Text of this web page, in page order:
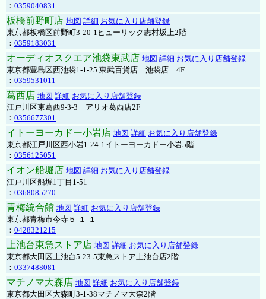
： 0359040831
板橋前野町店 地図 詳細 お気に入り店舗登録
東京都板橋区前野町3-20-1ヒューリック志村坂上2階
： 0359183031
オーディオスクエア池袋東武店 地図 詳細 お気に入り店舗登録
東京都豊島区西池袋1-1-25 東武百貨店 池袋店 4F
： 0359531011
葛西店 地図 詳細 お気に入り店舗登録
江戸川区東葛西9-3-3 アリオ葛西店2F
： 0356677301
イトーヨーカドー小岩店 地図 詳細 お気に入り店舗登録
東京都江戸川区西小岩1-24-1イトーヨーカドー小岩5階
： 0356125051
イオン船堀店 地図 詳細 お気に入り店舗登録
江戸川区船堀1丁目1-51
： 0368085270
青梅統合館 地図 詳細 お気に入り店舗登録
東京都青梅市今寺５-１-１
： 0428321215
上池台東急ストア店 地図 詳細 お気に入り店舗登録
東京都大田区上池台5-23-5東急ストア上池台店2階
： 0337488081
マチノマ大森店 地図 詳細 お気に入り店舗登録
東京都大田区大森町3-1-38マチノマ大森2階